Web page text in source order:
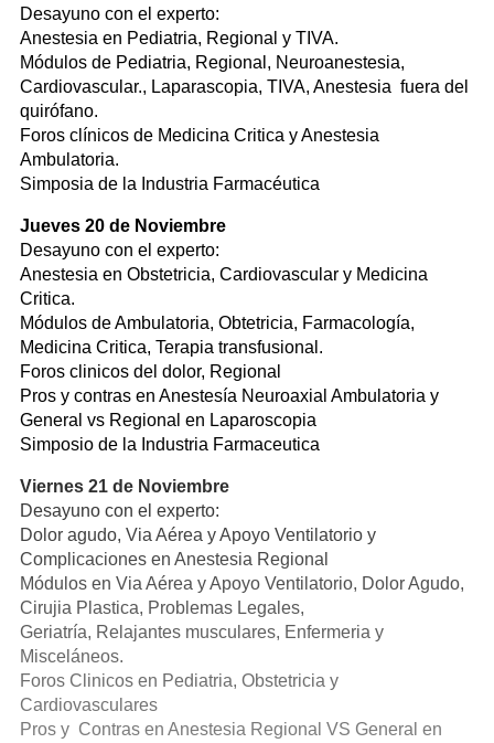
Desayuno con el experto:
Anestesia en Pediatria, Regional y TIVA.
Módulos de Pediatria, Regional, Neuroanestesia,
Cardiovascular., Laparascopia, TIVA, Anestesia fuera del
quirófano.
Foros clínicos de Medicina Critica y Anestesia
Ambulatoria.
Simposia de la Industria Farmacéutica
Jueves 20 de Noviembre
Desayuno con el experto:
Anestesia en Obstetricia, Cardiovascular y Medicina
Critica.
Módulos de Ambulatoria, Obtetricia, Farmacología,
Medicina Critica, Terapia transfusional.
Foros clinicos del dolor, Regional
Pros y contras en Anestesía Neuroaxial Ambulatoria y
General vs Regional en Laparoscopia
Simposio de la Industria Farmaceutica
Viernes 21 de Noviembre
Desayuno con el experto:
Dolor agudo, Via Aérea y Apoyo Ventilatorio y
Complicaciones en Anestesia Regional
Módulos en Via Aérea y Apoyo Ventilatorio, Dolor Agudo,
Cirujia Plastica, Problemas Legales,
Geriatría, Relajantes musculares, Enfermeria y
Misceláneos.
Foros Clinicos en Pediatria, Obstetricia y
Cardiovasculares
Pros y Contras en Anestesia Regional VS General en